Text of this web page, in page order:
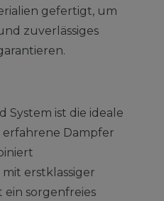
gefertigt, um
zuverlässiges
System ist die ideale
Dampfer
erstklassiger
sorgenfreies